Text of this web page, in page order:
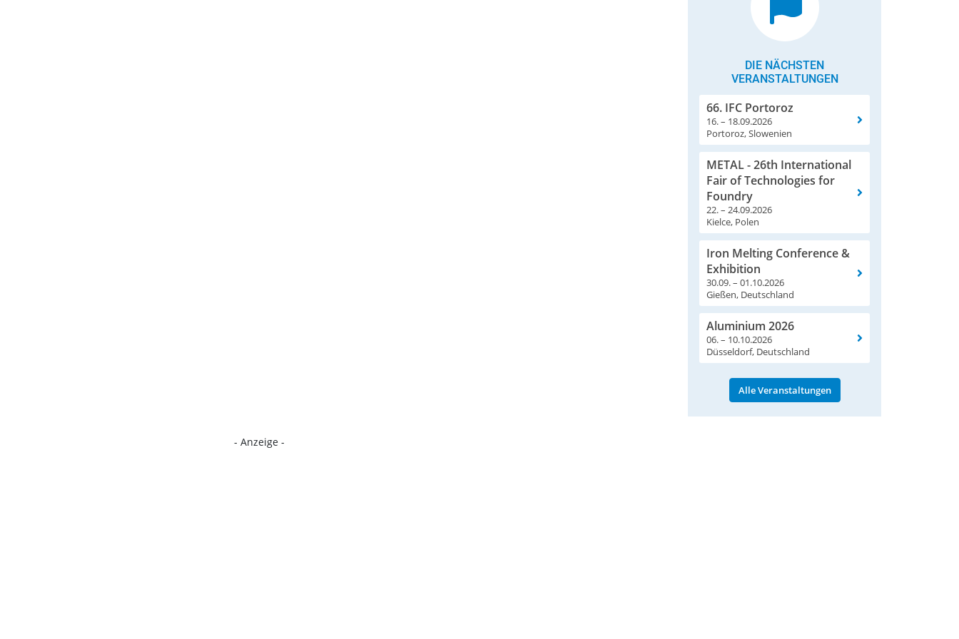
DIE NÄCHSTEN
VERANSTALTUNGEN
66. IFC Portoroz
16. – 18.09.2026
Portoroz, Slowenien
METAL - 26th International
Fair of Technologies for
Foundry
22. – 24.09.2026
Kielce, Polen
Iron Melting Conference &
Exhibition
30.09. – 01.10.2026
Gießen, Deutschland
Aluminium 2026
06. – 10.10.2026
Düsseldorf, Deutschland
Alle Veranstaltungen
- Anzeige -